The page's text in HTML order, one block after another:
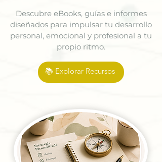
Descubre eBooks, guías e informes
diseñados para impulsar tu desarrollo
personal, emocional y profesional a tu
propio ritmo.
📚 Explorar Recursos